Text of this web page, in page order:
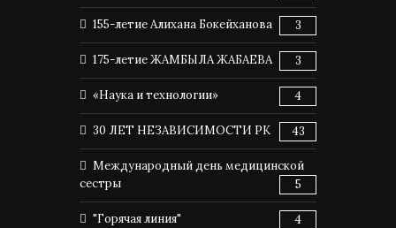
155-летие Алихана Бокейханова 3
175-летие ЖАМБЫЛА ЖАБАЕВА 3
«Наука и технологии» 4
30 ЛЕТ НЕЗАВИСИМОСТИ РК 43
Международный день медицинской
сестры
5
"Горячая линия" 4